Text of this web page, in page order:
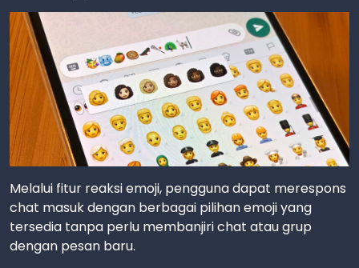
Melalui fitur reaksi emoji, pengguna dapat merespons
chat masuk dengan berbagai pilihan emoji yang
tersedia tanpa perlu membanjiri chat atau grup
dengan pesan baru.